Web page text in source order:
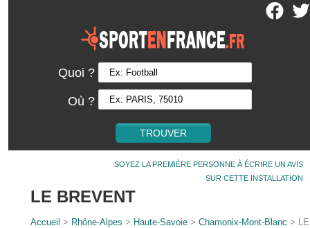
Quoi ?
Où ?
SOYEZ LA PREMIÈRE PERSONNE À ÉCRIRE UN AVIS
SUR CETTE INSTALLATION
LE BREVENT
Accueil > Rhône-Alpes > Haute-Savoie >Chamonix-Mont-Blanc > LE